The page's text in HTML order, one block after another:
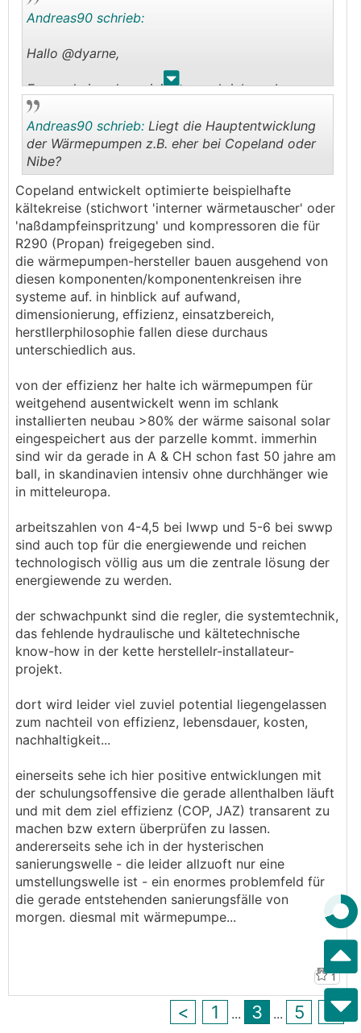
. .
Andreas90 schrieb:
Hallo @dyarne,
Es wurde ja schon einiges geschrieben aber was
vielleicht für einige interessant ist was du denkst
wie sich die Wärmepumpe weiterentwickeln wird,
hast ja doch einen guten Draht zu den
Herstellern
Evtl. nur noch Detailverbesserungen, oder gibt's
da noch große Dinge?
Bei der Erdwärme war ja der letzte große Sprung
die Modulation
Luftwärme geht gefühlt auf immer größere
Wärmetauscher...
..
Andreas90 schrieb: Liegt die Hauptentwicklung
der Wärmepumpen z.B. eher bei Copeland oder
Nibe?
Copeland entwickelt optimierte beispielhafte
kältekreise (stichwort 'interner wärmetauscher' oder
'naßdampfeinspritzung' und kompressoren die für
R290 (Propan) freigegeben sind.
die wärmepumpen-hersteller bauen ausgehend von
diesen komponenten/komponentenkreisen ihre
systeme auf. in hinblick auf aufwand,
dimensionierung, effizienz, einsatzbereich,
herstllerphilosophie fallen diese durchaus
unterschiedlich aus.
von der effizienz her halte ich wärmepumpen für
weitgehend ausentwickelt wenn im schlank
installierten neubau >80% der wärme saisonal solar
eingespeichert aus der parzelle kommt. immerhin
sind wir da gerade in A & CH schon fast 50 jahre am
ball, in skandinavien intensiv ohne durchhänger wie
in mitteleuropa.
arbeitszahlen von 4-4,5 bei lwwp und 5-6 bei swwp
sind auch top für die energiewende und reichen
technologisch völlig aus um die zentrale lösung der
energiewende zu werden.
der schwachpunkt sind die regler, die systemtechnik,
das fehlende hydraulische und kältetechnische
know-how in der kette herstellelr-installateur-
projekt.
dort wird leider viel zuviel potential liegengelassen
zum nachteil von effizienz, lebensdauer, kosten,
nachhaltigkeit...
einerseits sehe ich hier positive entwicklungen mit
der schulungsoffensive die gerade allenthalben läuft
und mit dem ziel effizienz (COP, JAZ) transarent zu
machen bzw extern überprüfen zu lassen.
andererseits sehe ich in der hysterischen
sanierungswelle - die leider allzuoft nur eine
umstellungswelle ist - ein enormes problemfeld für
die gerade entstehenden sanierungsfälle von
morgen. diesmal mit wärmepumpe...
1
< 1 ... 3 ... 5 >